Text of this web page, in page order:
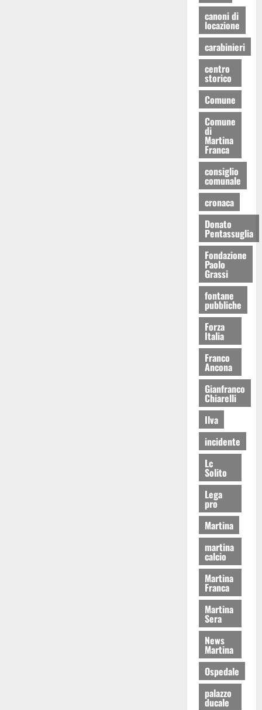
canoni di
locazione
carabinieri
centro
storico
Comune
Comune
di
Martina
Franca
consiglio
comunale
cronaca
Donato
Pentassuglia
Fondazione
Paolo
Grassi
fontane
pubbliche
Forza
Italia
Franco
Ancona
Gianfranco
Chiarelli
Ilva
incidente
Lc
Solito
Lega
pro
Martina
martina
calcio
Martina
Franca
Martina
Sera
News
Martina
Ospedale
palazzo
ducale